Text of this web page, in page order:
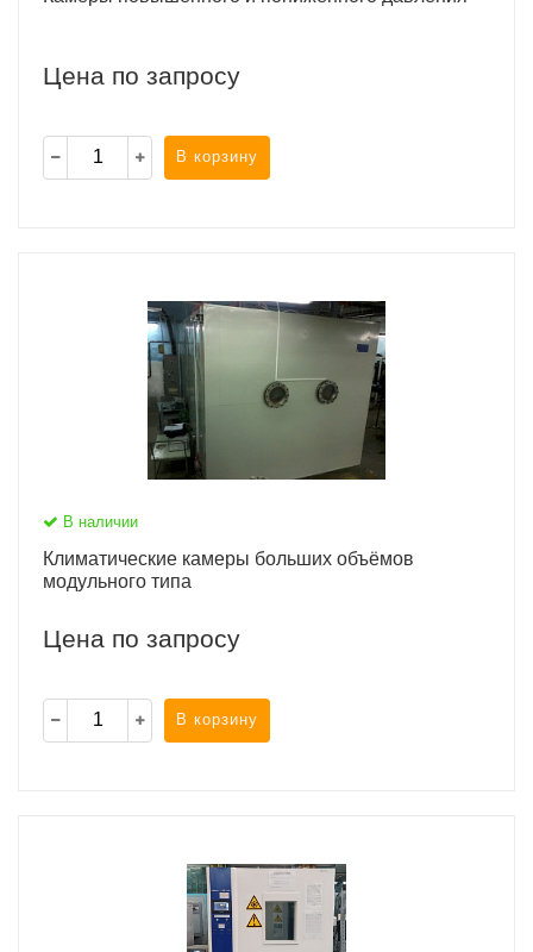
Цена по запросу
В корзину
В наличии
Климатические камеры больших объёмов
модульного типа
Цена по запросу
В корзину